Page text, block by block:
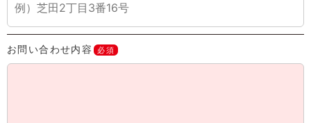
お問い合わせ内容 必須